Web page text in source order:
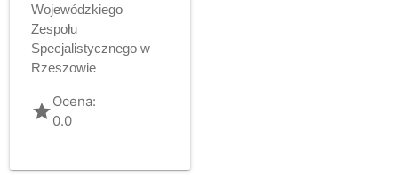
Wojewódzkiego
Zespołu
Specjalistycznego w
Rzeszowie
gradeOcena:
0.0